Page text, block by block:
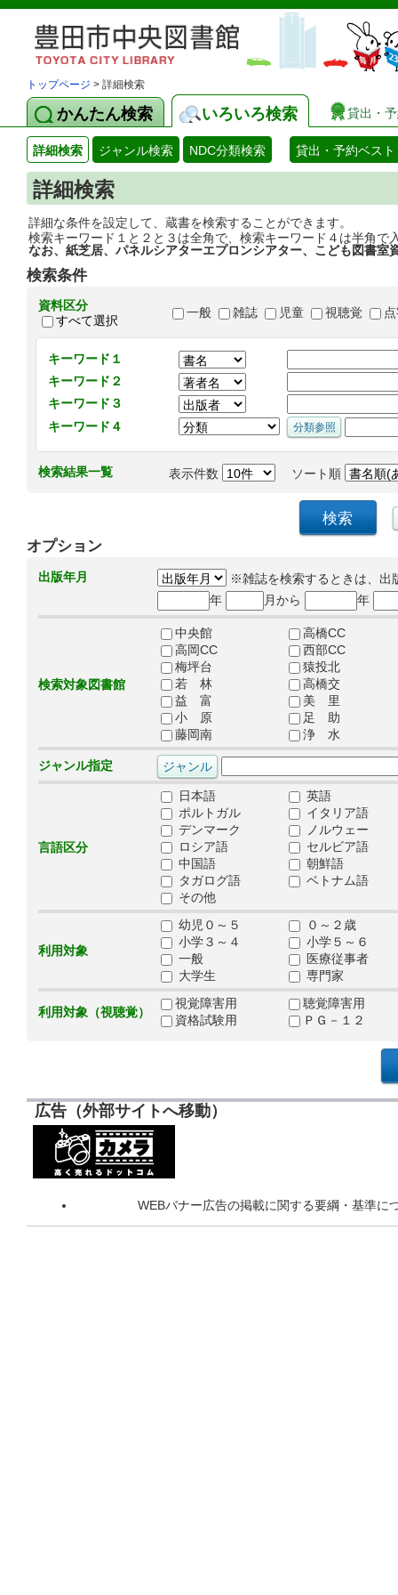
トップページ > 詳細検索
かんたん検索 いろいろ検索 貸出・
詳細検索 ジャンル検索 NDC分類検索 貸出・予約ベスト
詳細検索
詳細な条件を設定して、蔵書を検索することができます。
検索キーワード１と２と３は全角で、検索キーワード４は半角で
なお、紙芝居、パネルシアターエプロンシアター、こども図書室
検索条件
資料区分
すべて選択
一般 雑誌 児童 視聴覚
キーワード１
キーワード２
キーワード３
キーワード４
検索結果一覧 表示件数 ソート順
オプション
出版年月
※雑誌を検索するときは、出
年
月から 年
検索対象図書館
中央館
高橋CC
高岡CC
西部CC
梅坪台
猿投北
若 林
高橋交
益 富
美 里
小 原
足 助
藤岡南
浄 水
ジャンル指定
言語区分
日本語
英語
ポルトガル
イタリア語
デンマーク
ノルウェー
ロシア語
セルビア語
中国語
朝鮮語
タガログ語
ベトナム語
その他
利用対象
幼児０～５
０～２歳
小学３～４
小学５～６
一般
医療従事者
大学生
専門家
利用対象（視聴覚）
視覚障害用
聴覚障害用
資格試験用
ＰＧ－１２
広告（外部サイトへ移動）
WEBバナー広告の掲載に関する要綱・基準に